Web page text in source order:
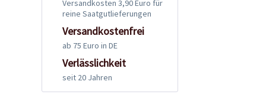
Versandkosten 3,90 Euro für
reine Saatgutlieferungen
Versandkostenfrei
ab 75 Euro in DE
Verlässlichkeit
seit 20 Jahren